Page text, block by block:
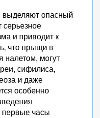
выделяют опасный
серьезное
и приводит к
что прыщи в
налетом, могут
сифилиса,
и даже
особенно
первые часы